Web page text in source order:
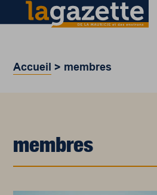
Accueil > membres
membres